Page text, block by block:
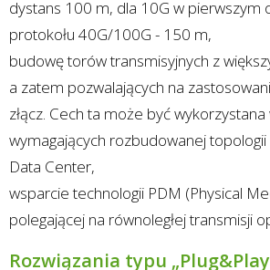
dystans 100 m, dla 10G w pierwszym
protokołu 40G/100G - 150 m,
budowę torów transmisyjnych z
a zatem pozwalających na
złącz. Cech ta może być wykorzystana
wymagających rozbudowanej
Data Center,
wsparcie technologii PDM (Physical
polegającej na równoległej transmisji
Rozwiązania typu